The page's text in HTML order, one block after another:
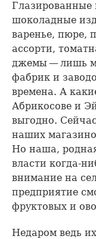
Глазированные
шоколадные
варенье, пюре,
ассорти,
джемы — лишь
фабрик и
времена. А
Абрикосове и
выгодно.
наших
Но наша,
власти когда-
внимание на
предприятие
фруктовых и
Недаром ведь